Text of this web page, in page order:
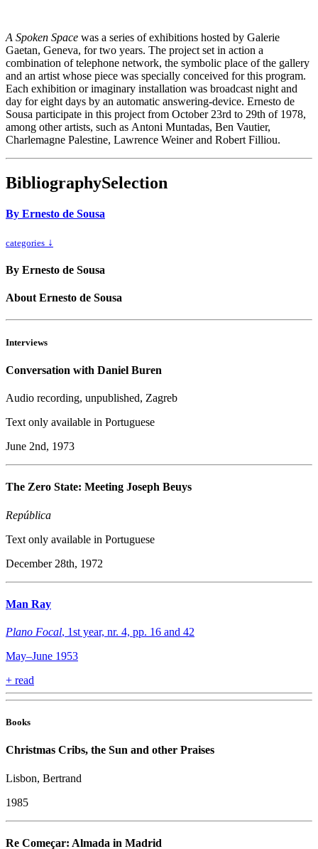
A Spoken Space was a series of exhibitions hosted by Galerie
Gaetan, Geneva, for two years. The project set in action a
combination of telephone network, the symbolic place of the gallery
and an artist whose piece was specially conceived for this program.
Each exhibition or imaginary installation was broadcast night and
day for eight days by an automatic answering-device. Ernesto de
Sousa participate in this project from October 23rd to 29th of 1978,
among other artists, such as Antoni Muntadas, Ben Vautier,
Charlemagne Palestine, Lawrence Weiner and Robert Filliou.
BibliographySelection
By Ernesto de Sousa
categories ↓
By Ernesto de Sousa
About Ernesto de Sousa
Interviews
Conversation with Daniel Buren
Audio recording, unpublished, Zagreb
Text only available in Portuguese
June 2nd, 1973
The Zero State: Meeting Joseph Beuys
República
Text only available in Portuguese
December 28th, 1972
Man Ray
Plano Focal, 1st year, nr. 4, pp. 16 and 42
May–June 1953
+ read
Books
Christmas Cribs, the Sun and other Praises
Lisbon, Bertrand
1985
Re Começar: Almada in Madrid